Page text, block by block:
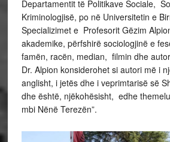
Departamentit të Politikave Sociale,
Kriminologjisë, po në Universitetin e
Specializimet e Profesorit Gëzim
akademike, përfshirë sociologjinë e
famën, racën, median, filmin dhe
Dr. Alpion konsiderohet si autori më i
anglisht, i jetës dhe i veprimtarisë së
dhe është, njëkohësisht, edhe
mbi Nënë Terezën”.